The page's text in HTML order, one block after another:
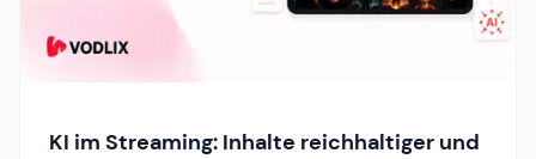
KI im Streaming: Inhalte reichhaltiger und